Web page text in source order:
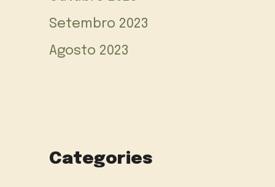
Setembro 2023
Agosto 2023
Categories